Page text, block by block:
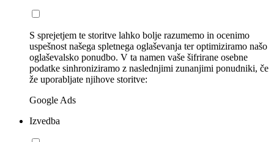
S sprejetjem te storitve lahko bolje razumemo in ocenimo
uspešnost našega spletnega oglaševanja ter optimiziramo našo
oglaševalsko ponudbo. V ta namen vaše šifrirane osebne
podatke sinhroniziramo z naslednjimi zunanjimi ponudniki, če
že uporabljate njihove storitve:
Google Ads
Izvedba